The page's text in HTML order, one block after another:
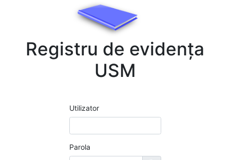
Registru de evidența
USM
Utilizator
Parola